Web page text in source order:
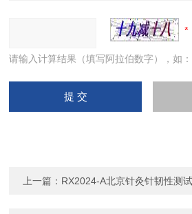
请输入计算结果（填写阿拉伯数字），如
上一篇： RX2024-A北京针灸针韧性测